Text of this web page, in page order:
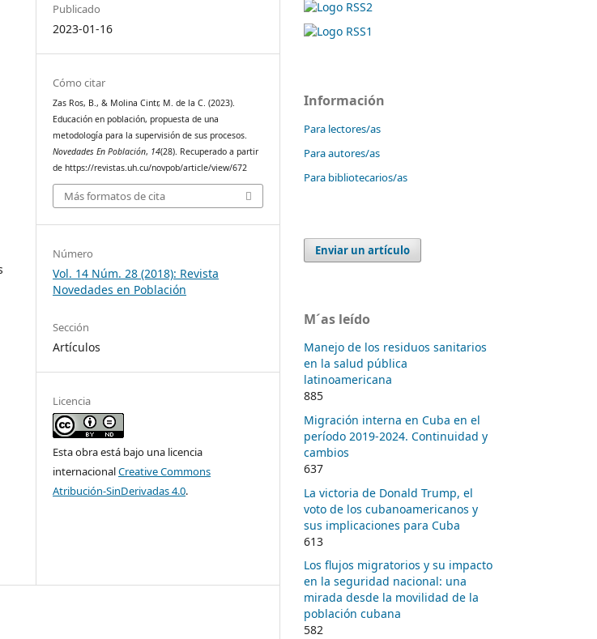
Publicado
2023-01-16
Cómo citar
Zas Ros, B., & Molina Cintr, M. de la C. (2023).
Educación en población, propuesta de una
metodología para la supervisión de sus procesos.
Novedades En Población, 14(28). Recuperado a partir
de https://revistas.uh.cu/novpob/article/view/672
Más formatos de cita
Número
Vol. 14 Núm. 28 (2018): Revista
Novedades en Población
Sección
Artículos
Licencia
Esta obra está bajo una licencia
internacionalCreative Commons
Atribución-SinDerivadas 4.0.
Información
Para lectores/as
Para autores/as
Para bibliotecarios/as
Enviar un artículo
M´as leído
Manejo de los residuos sanitarios
en la salud pública
latinoamericana
885
Migración interna en Cuba en el
período 2019-2024. Continuidad y
cambios
637
La victoria de Donald Trump, el
voto de los cubanoamericanos y
sus implicaciones para Cuba
613
Los flujos migratorios y su impacto
en la seguridad nacional: una
mirada desde la movilidad de la
población cubana
582